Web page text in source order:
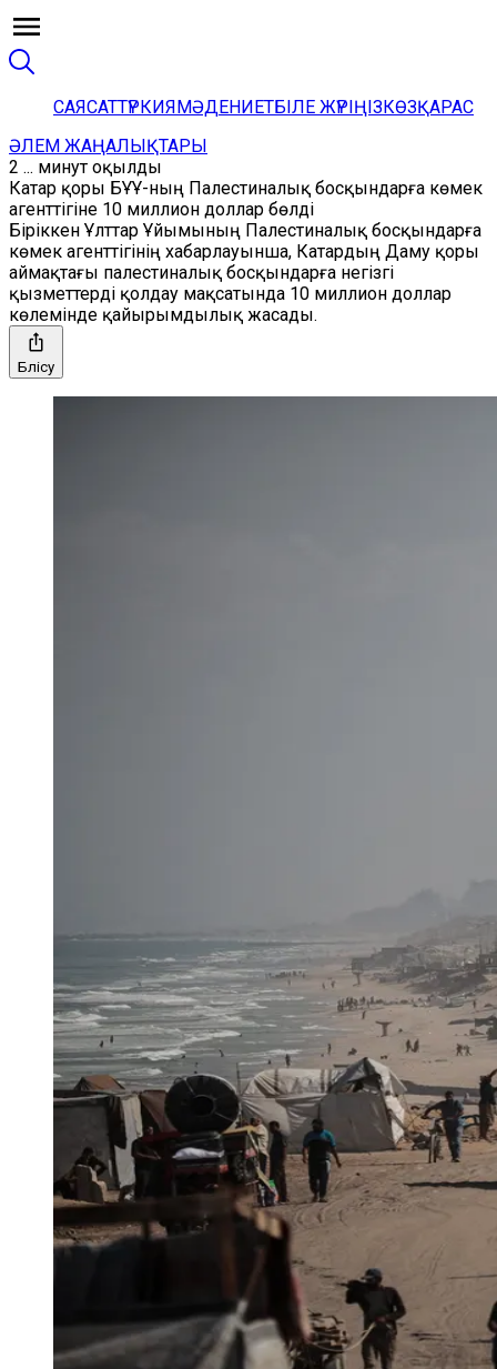
САЯСАТТҮРКИЯМӘДЕНИЕТБІЛЕ ЖҮРІҢІЗКӨЗҚАРАС
ӘЛЕМ ЖАҢАЛЫҚТАРЫ
2 ... минут оқылды
Катар қоры БҰҰ-ның Палестиналық босқындарға көмек
агенттігіне 10 миллион доллар бөлді
Біріккен Ұлттар Ұйымының Палестиналық босқындарға
көмек агенттігінің хабарлауынша, Катардың Даму қоры
аймақтағы палестиналық босқындарға негізгі
қызметтерді қолдау мақсатында 10 миллион доллар
көлемінде қайырымдылық жасады.
Бөлісу